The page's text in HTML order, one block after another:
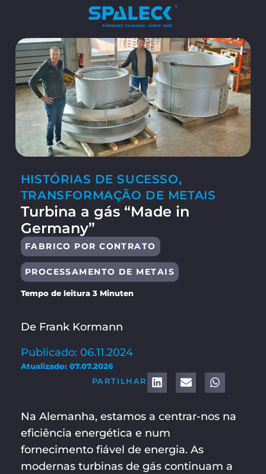
HISTÓRIAS DE SUCESSO,
TRANSFORMAÇÃO DE METAIS
Turbina a gás “Made in
Germany”
FABRICO POR CONTRATO
PROCESSAMENTO DE METAIS
Tempo de leitura 3 Minuten
De Frank Kormann
Publicado: 06.11.2024
Atualizado: 07.07.2026
PARTILHAR
Na Alemanha, estamos a centrar-nos na
eficiência energética e num
fornecimento fiável de energia. As
modernas turbinas de gás continuam a